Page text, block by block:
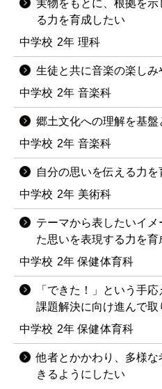
実物をもとに、根拠を示
る力を育成したい
中学校 2年 理科
生徒と共に音楽の楽し
中学校 2年 音楽科
郷土文化への理解を基
中学校 2年 音楽科
自分の思いを伝える力を
中学校 2年 美術科
テーマから表したいイ
た思いを表現する力を育
中学校 2年 保健体育科
「できた！」という手
課題解決に向け進んで
中学校 2年 保健体育科
他者とかかわり、多様
きるようにしたい